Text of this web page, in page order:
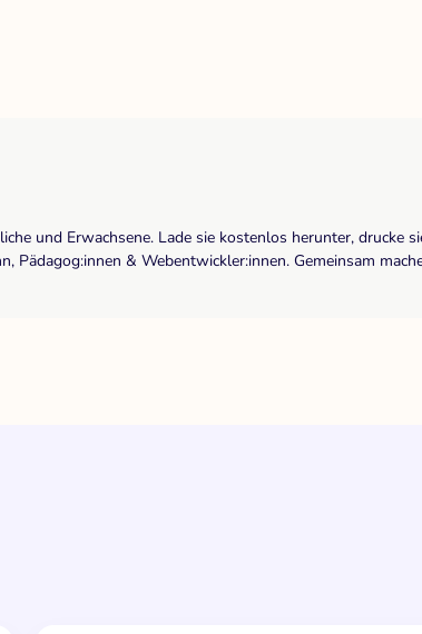
und Erwachsene. Lade sie kostenlos herunter, drucke
Pädagog:innen & Webentwickler:innen. Gemeinsam